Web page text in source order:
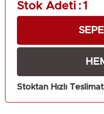
Stok Adeti :1
Stoktan Hızlı Teslimat